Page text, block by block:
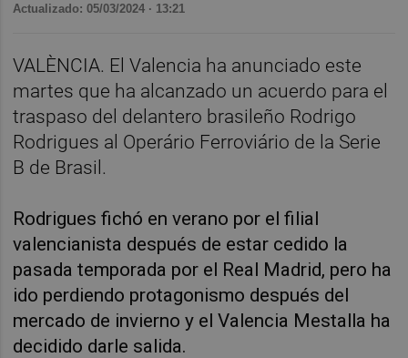
Actualizado: 05/03/2024 · 13:21
VALÈNCIA. El Valencia ha anunciado este
martes que ha alcanzado un acuerdo para el
traspaso del delantero brasileño Rodrigo
Rodrigues al Operário Ferroviário de la Serie
B de Brasil.
Rodrigues fichó en verano por el filial
valencianista después de estar cedido la
pasada temporada por el Real Madrid, pero ha
ido perdiendo protagonismo después del
mercado de invierno y el Valencia Mestalla ha
decidido darle salida.